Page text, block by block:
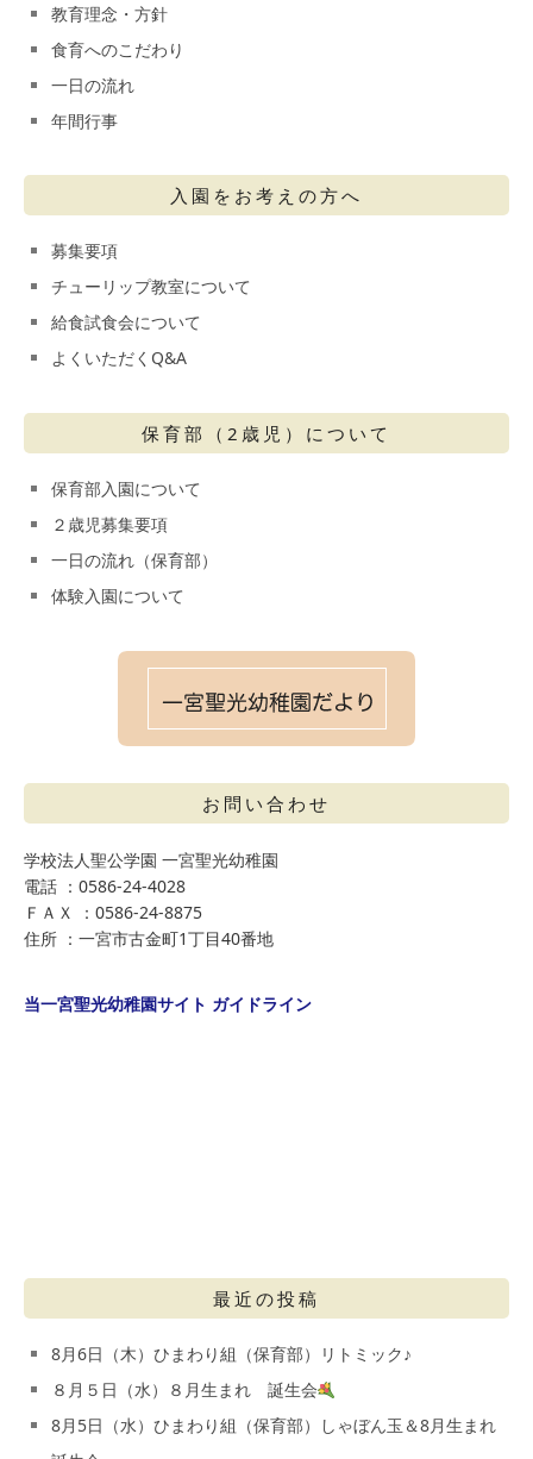
教育理念・方針
食育へのこだわり
一日の流れ
年間行事
入園をお考えの方へ
募集要項
チューリップ教室について
給食試食会について
よくいただくQ&A
保育部（2歳児）について
保育部入園について
２歳児募集要項
一日の流れ（保育部）
体験入園について
お問い合わせ
学校法人聖公学園 一宮聖光幼稚園
電話 ：0586-24-4028
ＦＡＸ ：0586-24-8875
住所 ：一宮市古金町1丁目40番地
当一宮聖光幼稚園サイト ガイドライン
最近の投稿
8月6日（木）ひまわり組（保育部）リトミック♪
８月５日（水）８月生まれ 誕生会
8月5日（水）ひまわり組（保育部）しゃぼん玉＆8月生まれ